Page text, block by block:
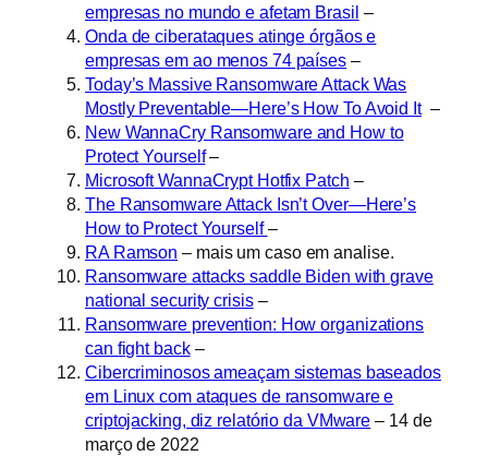
empresas no mundo e afetam Brasil –
Onda de ciberataques atinge órgãos e
empresas em ao menos 74 países –
Today’s Massive Ransomware Attack Was
Mostly Preventable—Here’s How To Avoid It–
New WannaCry Ransomware and How to
Protect Yourself–
Microsoft WannaCrypt Hotfix Patch –
The Ransomware Attack Isn’t Over—Here’s
How to Protect Yourself–
RA Ramson – mais um caso em analise.
Ransomware attacks saddle Biden with grave
national security crisis–
Ransomware prevention: How organizations
can fight back–
Cibercriminosos ameaçam sistemas baseados
em Linux com ataques de ransomware e
criptojacking, diz relatório da VMware – 14 de
março de 2022